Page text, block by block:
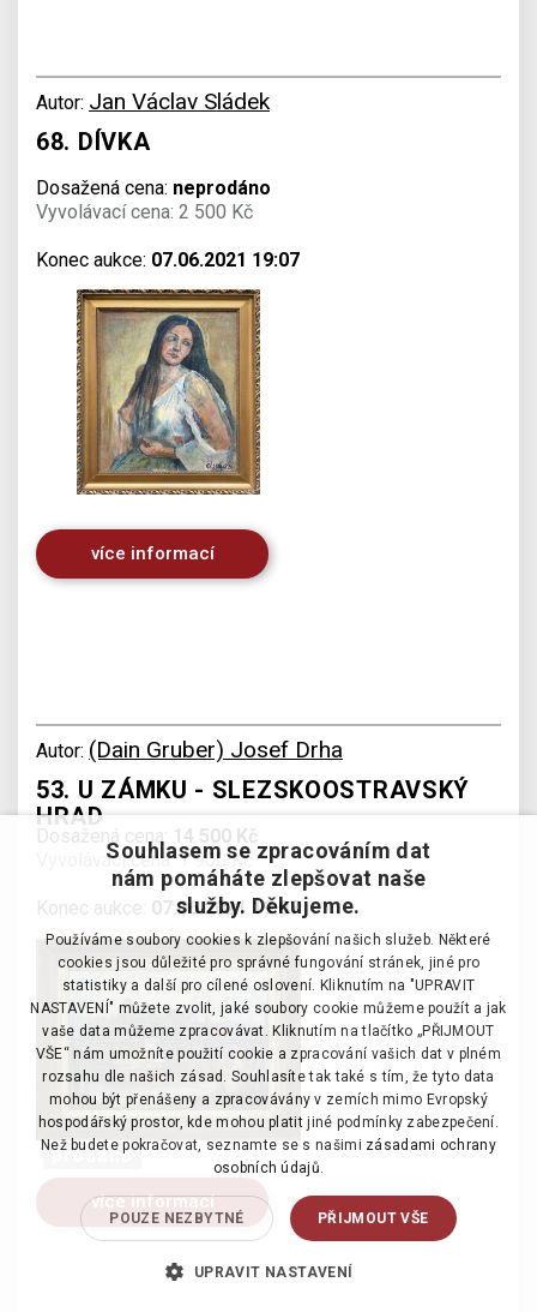
Autor: Jan Václav Sládek
68. DÍVKA
Dosažená cena: neprodáno
Vyvolávací cena: 2 500 Kč
Konec aukce: 07.06.2021 19:07
více informací
Autor: (Dain Gruber) Josef Drha
53. U ZÁMKU - SLEZSKOOSTRAVSKÝ
HRAD
Dosažená cena: 14 500 Kč
Vyvolávací cena: 1 900 Kč
Konec aukce: 07.06.2021 19:07
prodáno
více informací
Souhlasem se zpracováním dat
nám pomáháte zlepšovat naše
služby. Děkujeme.
Používáme soubory cookies k zlepšování našich služeb. Některé
cookies jsou důležité pro správné fungování stránek, jiné pro
statistiky a další pro cílené oslovení. Kliknutím na "UPRAVIT
NASTAVENÍ" můžete zvolit, jaké soubory cookie můžeme použít a jak
vaše data můžeme zpracovávat. Kliknutím na tlačítko „PŘIJMOUT
VŠE“ nám umožníte použití cookie a zpracování vašich dat v plném
rozsahu dle našich zásad. Souhlasíte tak také s tím, že tyto data
mohou být přenášeny a zpracovávány v zemích mimo Evropský
hospodářský prostor, kde mohou platit jiné podmínky zabezpečení.
Než budete pokračovat, seznamte se s našimi zásadami ochrany
osobních údajů.
PŘIJMOUT VŠE
POUZE NEZBYTNÉ
UPRAVIT NASTAVENÍ